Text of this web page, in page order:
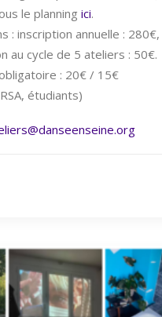
le planning ici.
: inscription annuelle : 280€,
au cycle de 5 ateliers : 50€.
: 20€ / 15€
étudiants)